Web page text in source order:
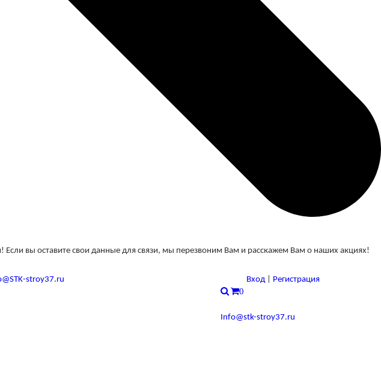
вы оставите свои данные для связи, мы перезвоним Вам и расскажем Вам о наших акциях!
stroy37.ru Вход Регистрация
0
Info@stk-stroy37.ru